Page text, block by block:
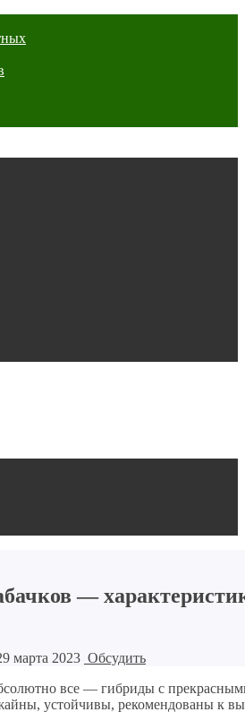
—
марта 2023 Обсудить
все — гибриды с
устойчивы, рекомендованы к